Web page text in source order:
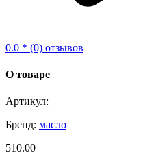
0.0 * (0) отзывов
О товаре
Артикул:
Бренд: масло
510.00